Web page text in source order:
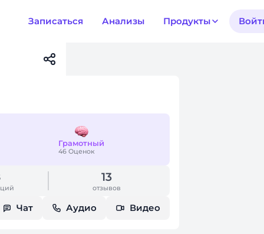
Записаться Анализы Продукты
Грамотный
46 Оценок
13
отзывов
Чат Аудио Видео